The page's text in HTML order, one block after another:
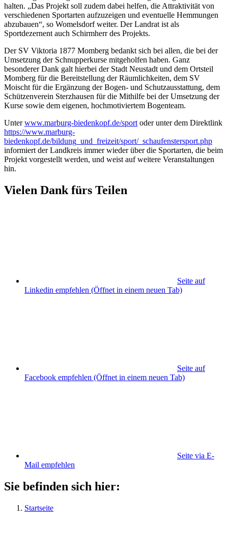
halten. „Das Projekt soll zudem dabei helfen, die Attraktivität von
verschiedenen Sportarten aufzuzeigen und eventuelle Hemmungen
abzubauen“, so Womelsdorf weiter. Der Landrat ist als
Sportdezernent auch Schirmherr des Projekts.
Der SV Viktoria 1877 Momberg bedankt sich bei allen, die bei der
Umsetzung der Schnupperkurse mitgeholfen haben. Ganz
besonderer Dank galt hierbei der Stadt Neustadt und dem Ortsteil
Momberg für die Bereitstellung der Räumlichkeiten, dem SV
Moischt für die Ergänzung der Bogen- und Schutzausstattung, dem
Schützenverein Sterzhausen für die Mithilfe bei der Umsetzung der
Kurse sowie dem eigenen, hochmotiviertem Bogenteam.
Unterwww.marburg-biedenkopf.de/sport oder unter dem Direktlink
https://www.marburg-
biedenkopf.de/bildung_und_freizeit/sport/_schaufenstersport.php
informiert der Landkreis immer wieder über die Sportarten, die beim
Projekt vorgestellt werden, und weist auf weitere Veranstaltungen
hin.
Vielen Dank fürs Teilen
Seite auf
Linkedin empfehlen (Öffnet in einem neuen Tab)
Seite auf
Facebook empfehlen (Öffnet in einem neuen Tab)
Seite via E-
Mail empfehlen
Sie befinden sich hier:
Startseite